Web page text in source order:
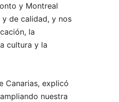
y Montreal
de calidad, y nos
la
cultura y la
Canarias, explicó
nuestra